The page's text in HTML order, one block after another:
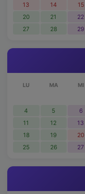
13
14 15
20
21 22
27
28 29
LU MA MI
4
5 6
11
12 13
18
19 20
25
26 27